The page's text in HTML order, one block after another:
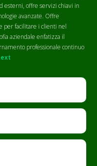
esterni, offre servizi chiavi in
avanzate. Offre
per facilitare i clienti nel
aziendale enfatizza il
professionale continuo